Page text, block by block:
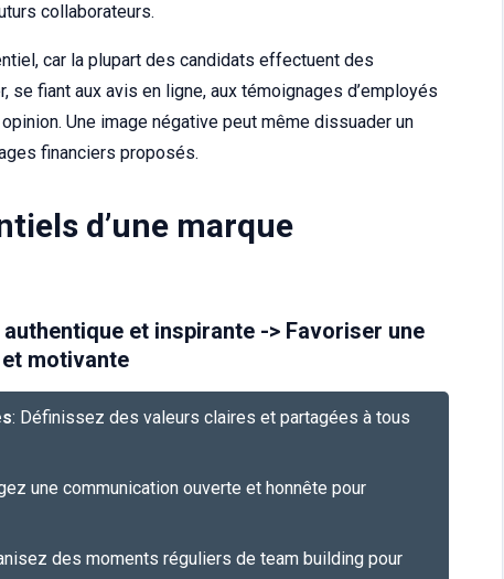
collaborateurs.
car la plupart des candidats effectuent des
fiant aux avis en ligne, aux témoignages d’employés
Une image négative peut même dissuader un
financiers proposés.
d’une marque
et inspirante -> Favoriser une
motivante
: Définissez des valeurs claires et partagées à tous
une communication ouverte et honnête pour
des moments réguliers de team building pour